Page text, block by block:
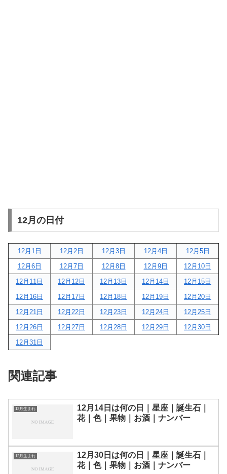
12月の日付
12月1日 12月2日 12月3日 12月4日
12月5日
12月6日
12月7日 12月8日 12月9日
12月10日
12月11日
12月12日 12月13日 12月14日
12月15日
12月16日
12月17日 12月18日 12月19日
12月20日
12月21日
12月22日 12月23日 12月24日
12月25日
12月26日
12月27日 12月28日 12月29日
12月30日
12月31日
関連記事
12月生まれ
12月14日は何の日｜星座｜誕生石｜
花｜色｜果物｜お酒｜ナンバー
12月生まれ
12月30日は何の日｜星座｜誕生石｜
花｜色｜果物｜お酒｜ナンバー